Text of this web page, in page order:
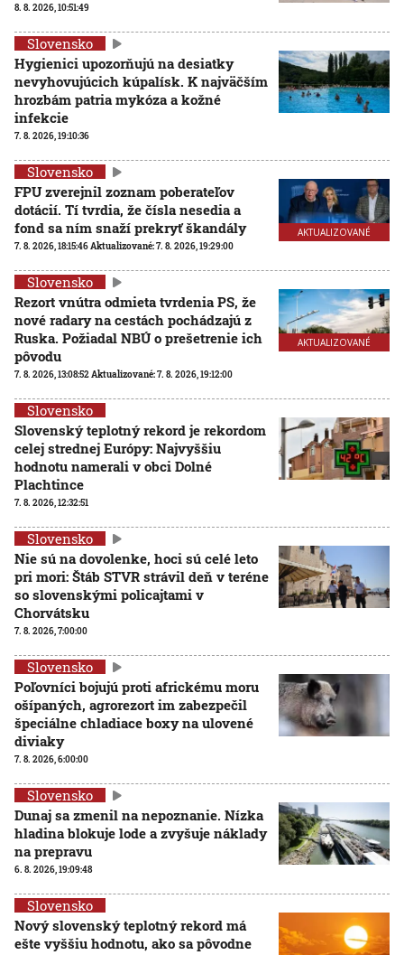
8. 8. 2026, 10:51:49
Slovensko
Hygienici upozorňujú na desiatky
nevyhovujúcich kúpalísk. K najväčším
hrozbám patria mykóza a kožné
infekcie
7. 8. 2026, 19:10:36
AKTUALIZOVANÉ
Slovensko
FPU zverejnil zoznam poberateľov
dotácií. Tí tvrdia, že čísla nesedia a
fond sa ním snaží prekryť škandály
7. 8. 2026, 18:15:46Aktualizované:7. 8. 2026, 19:29:00
AKTUALIZOVANÉ
Slovensko
Rezort vnútra odmieta tvrdenia PS, že
nové radary na cestách pochádzajú z
Ruska. Požiadal NBÚ o prešetrenie ich
pôvodu
7. 8. 2026, 13:08:52Aktualizované:7. 8. 2026, 19:12:00
Slovensko
Slovenský teplotný rekord je rekordom
celej strednej Európy: Najvyššiu
hodnotu namerali v obci Dolné
Plachtince
7. 8. 2026, 12:32:51
Slovensko
Nie sú na dovolenke, hoci sú celé leto
pri mori: Štáb STVR strávil deň v teréne
so slovenskými policajtami v
Chorvátsku
7. 8. 2026, 7:00:00
Slovensko
Poľovníci bojujú proti africkému moru
ošípaných, agrorezort im zabezpečil
špeciálne chladiace boxy na ulovené
diviaky
7. 8. 2026, 6:00:00
Slovensko
Dunaj sa zmenil na nepoznanie. Nízka
hladina blokuje lode a zvyšuje náklady
na prepravu
6. 8. 2026, 19:09:48
Slovensko
Nový slovenský teplotný rekord má
ešte vyššiu hodnotu, ako sa pôvodne